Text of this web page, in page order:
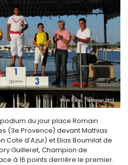
du jour place Romain
(3e Provence) devant Mathias
Cote d’Azur) et Elias Boumilat de
Guilleret, Champion de
à 16 points derrière le premier.